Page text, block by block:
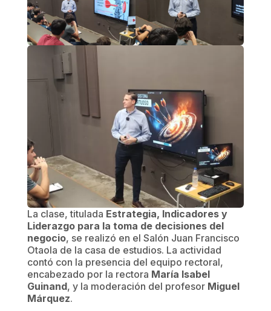
La clase, titulada Estrategia, Indicadores y
Liderazgo para la toma de decisiones del
negocio, se realizó en el Salón Juan Francisco
Otaola de la casa de estudios. La actividad
contó con la presencia del equipo rectoral,
encabezado por la rectora María Isabel
Guinand, y la moderación del profesor Miguel
Márquez.